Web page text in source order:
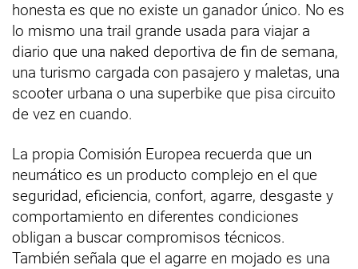
honesta es que no existe un ganador único. No es
lo mismo una trail grande usada para viajar a
diario que una naked deportiva de fin de semana,
una turismo cargada con pasajero y maletas, una
scooter urbana o una superbike que pisa circuito
de vez en cuando.
La propia Comisión Europea recuerda que un
neumático es un producto complejo en el que
seguridad, eficiencia, confort, agarre, desgaste y
comportamiento en diferentes condiciones
obligan a buscar compromisos técnicos.
También señala que el agarre en mojado es una